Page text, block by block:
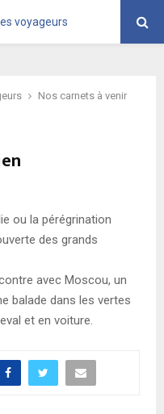
Nos carnets à venir
ou la pérégrination
des grands
avec Moscou, un
balade dans les vertes
et en voiture.